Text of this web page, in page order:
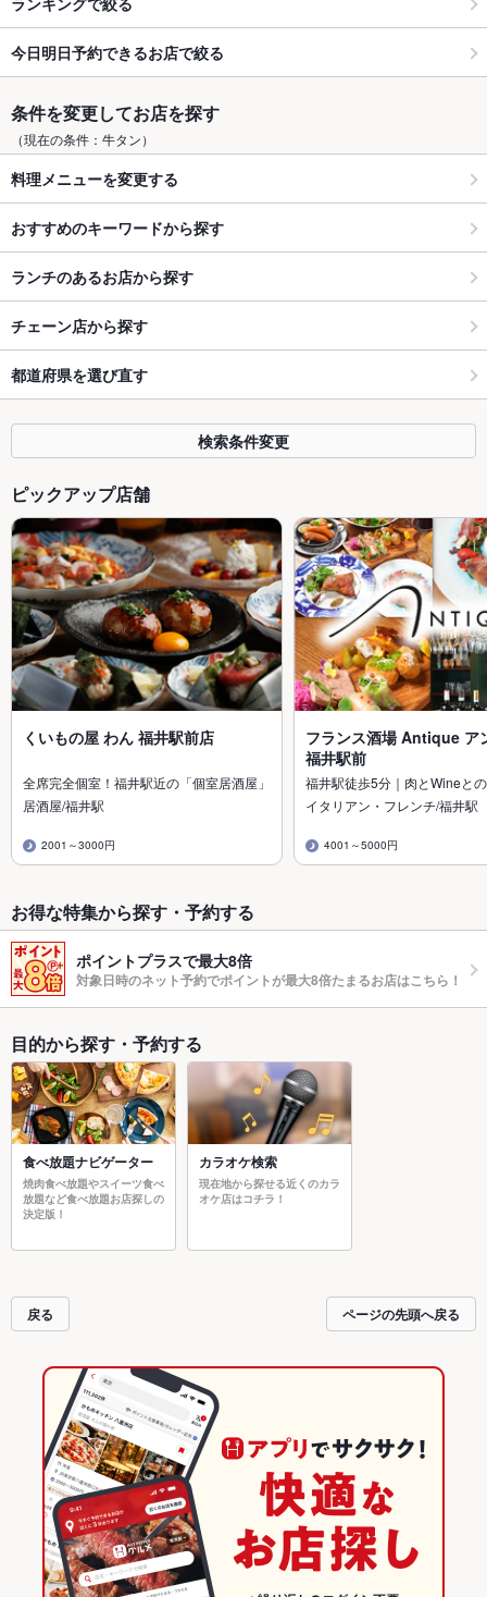
今日明日予約できるお店で絞る
条件を変更してお店を探す
（現在の条件：牛タン）
料理メニューを変更する
おすすめのキーワードから探す
ランチのあるお店から探す
チェーン店から探す
都道府県を選び直す
検索条件変更
ピックアップ店舗
くいもの屋 わん 福井駅前店
全席完全個室！福井駅近の「個室居酒屋」
居酒屋/福井駅
2001～3000円
フランス酒場 Antique ア
福井駅前
福井駅徒歩5分｜肉とWineと
イタリアン・フレンチ/福井駅
4001～5000円
お得な特集から探す・予約する
ポイントプラスで最大8倍
対象日時のネット予約でポイントが最大8倍たまるお店はこちら！
目的から探す・予約する
食べ放題ナビゲーター
焼肉食べ放題やスイーツ食べ
放題など食べ放題お店探しの
決定版！
カラオケ検索
現在地から探せる近くのカラ
オケ店はコチラ！
戻る ページの先頭へ戻る